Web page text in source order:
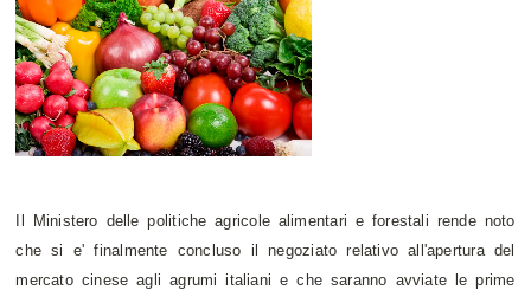
Il Ministero delle politiche agricole alimentari e forestali rende noto
che si e' finalmente concluso il negoziato relativo all'apertura del
mercato cinese agli agrumi italiani e che saranno avviate le prime